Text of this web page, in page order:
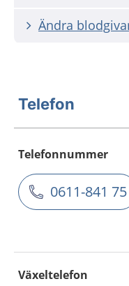
Ändra
Telefon
Telefonnummer
0611-841 75
Växeltelefon